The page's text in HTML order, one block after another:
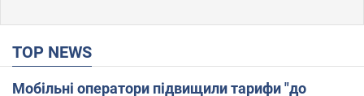
TOP NEWS
Мобільні оператори підвищили тарифи "до